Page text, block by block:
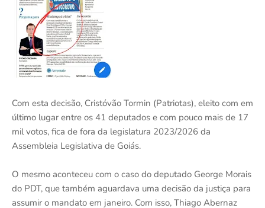
Com esta decisão, Cristóvão Tormin (Patriotas), eleito com em
último lugar entre os 41 deputados e com pouco mais de 17
mil votos, fica de fora da legislatura 2023/2026 da
Assembleia Legislativa de Goiás.
O mesmo aconteceu com o caso do deputado George Morais
do PDT, que também aguardava uma decisão da justiça para
assumir o mandato em janeiro. Com isso, Thiago Abernaz